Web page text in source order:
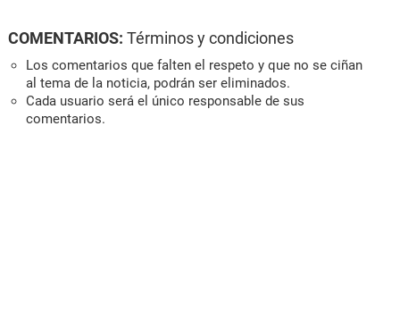
COMENTARIOS: Términos y condiciones
Los comentarios que falten el respeto y que no se ciñan
al tema de la noticia, podrán ser eliminados.
Cada usuario será el único responsable de sus
comentarios.